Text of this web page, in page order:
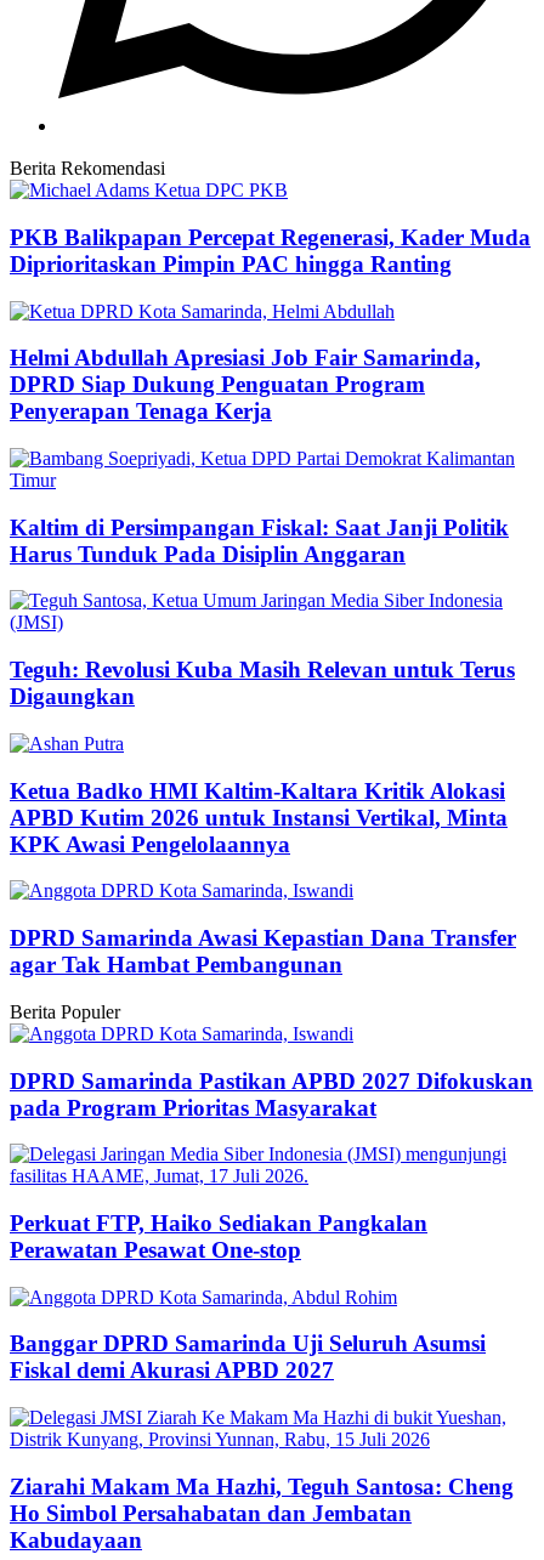
Berita Rekomendasi
PKB Balikpapan Percepat Regenerasi, Kader Muda
Diprioritaskan Pimpin PAC hingga Ranting
Helmi Abdullah Apresiasi Job Fair Samarinda,
DPRD Siap Dukung Penguatan Program
Penyerapan Tenaga Kerja
Kaltim di Persimpangan Fiskal: Saat Janji Politik
Harus Tunduk Pada Disiplin Anggaran
Teguh: Revolusi Kuba Masih Relevan untuk Terus
Digaungkan
Ketua Badko HMI Kaltim-Kaltara Kritik Alokasi
APBD Kutim 2026 untuk Instansi Vertikal, Minta
KPK Awasi Pengelolaannya
DPRD Samarinda Awasi Kepastian Dana Transfer
agar Tak Hambat Pembangunan
Berita Populer
DPRD Samarinda Pastikan APBD 2027 Difokuskan
pada Program Prioritas Masyarakat
Perkuat FTP, Haiko Sediakan Pangkalan
Perawatan Pesawat One-stop
Banggar DPRD Samarinda Uji Seluruh Asumsi
Fiskal demi Akurasi APBD 2027
Ziarahi Makam Ma Hazhi, Teguh Santosa: Cheng
Ho Simbol Persahabatan dan Jembatan
Kabudayaan